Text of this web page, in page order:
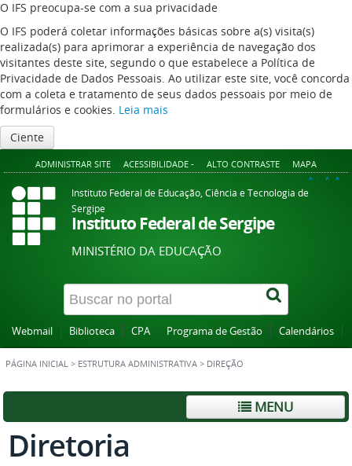
O IFS preocupa-se com a sua privacidade
O IFS poderá coletar informações básicas sobre a(s) visita(s)
realizada(s) para aprimorar a experiência de navegação dos
visitantes deste site, segundo o que estabelece a Política de
Privacidade de Dados Pessoais. Ao utilizar este site, você concorda
com a coleta e tratamento de seus dados pessoais por meio de
formulários e cookies. Leia mais
Ciente
ADMINISTRAR SITE ACESSIBILIDADE - ALTO CONTRASTE MAPA
A+ A A-
Instituto Federal de Educação, Ciência e Tecnologia de
Sergipe
Instituto Federal de Sergipe
MINISTÉRIO DA EDUCAÇÃO
Webmail Biblioteca CPA Programa de Gestão Calendários
PÁGINA INICIAL > ESTRUTURA ADMINISTRATIVA > DIREÇÃO
MENU
Diretoria